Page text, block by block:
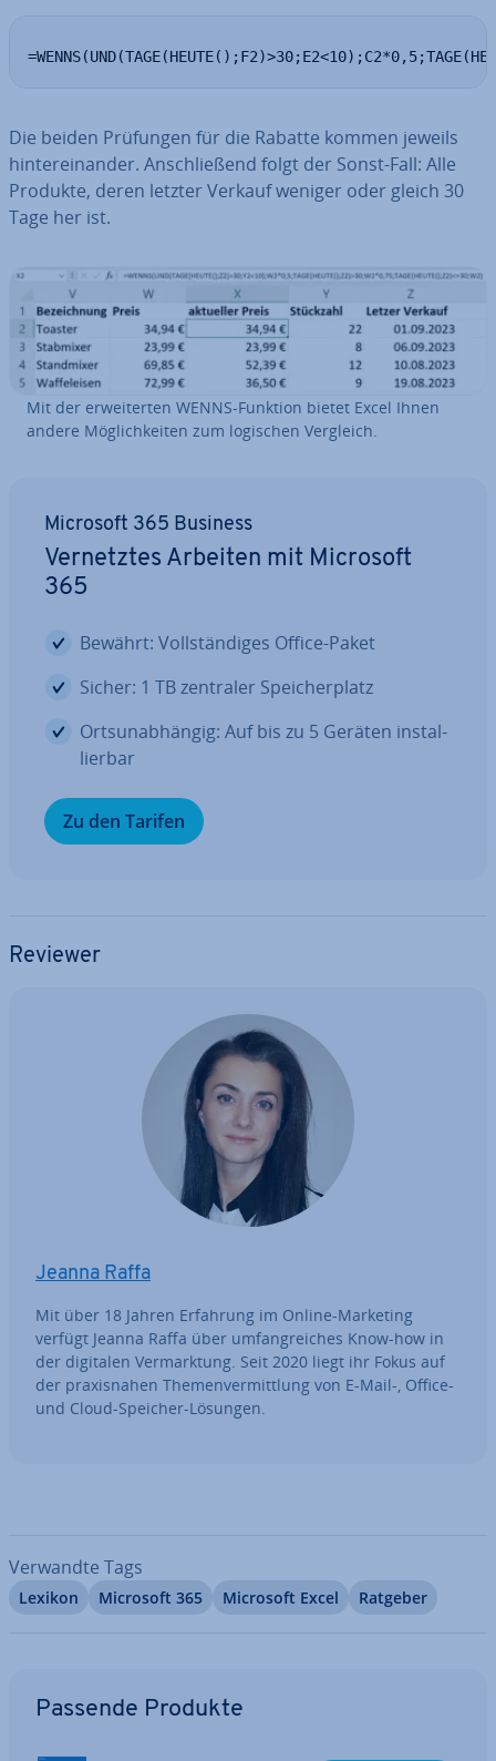
Die beiden Prüfungen für die Rabatte kommen jeweils
hin­ter­ein­an­der. An­schlie­ßend folgt der Sonst-Fall: Alle
Produkte, deren letzter Verkauf weniger oder gleich 30
Tage her ist.
Mit der er­wei­ter­ten WENNS-Funktion bietet Excel Ihnen
andere Mög­lich­kei­ten zum logischen Vergleich.
Microsoft 365 Business
Ver­netz­tes Arbeiten mit Microsoft
365
Bewährt: Voll­stän­di­ges Office-Paket
Sicher: 1 TB zentraler Spei­cher­platz
Orts­un­ab­hän­gig: Auf bis zu 5 Geräten in­stal­
lier­bar
Zu den Tarifen
Reviewer
Jeanna Raffa
Mit über 18 Jahren Erfahrung im Online-Marketing
verfügt Jeanna Raffa über um­fang­rei­ches Know-how in
der digitalen Ver­mark­tung. Seit 2020 liegt ihr Fokus auf
der pra­xis­na­hen The­men­ver­mitt­lung von E-Mail-, Office-
und Cloud-Speicher-Lösungen.
Verwandte Tags
Lexikon Microsoft 365 Microsoft Excel Ratgeber
Passende Produkte